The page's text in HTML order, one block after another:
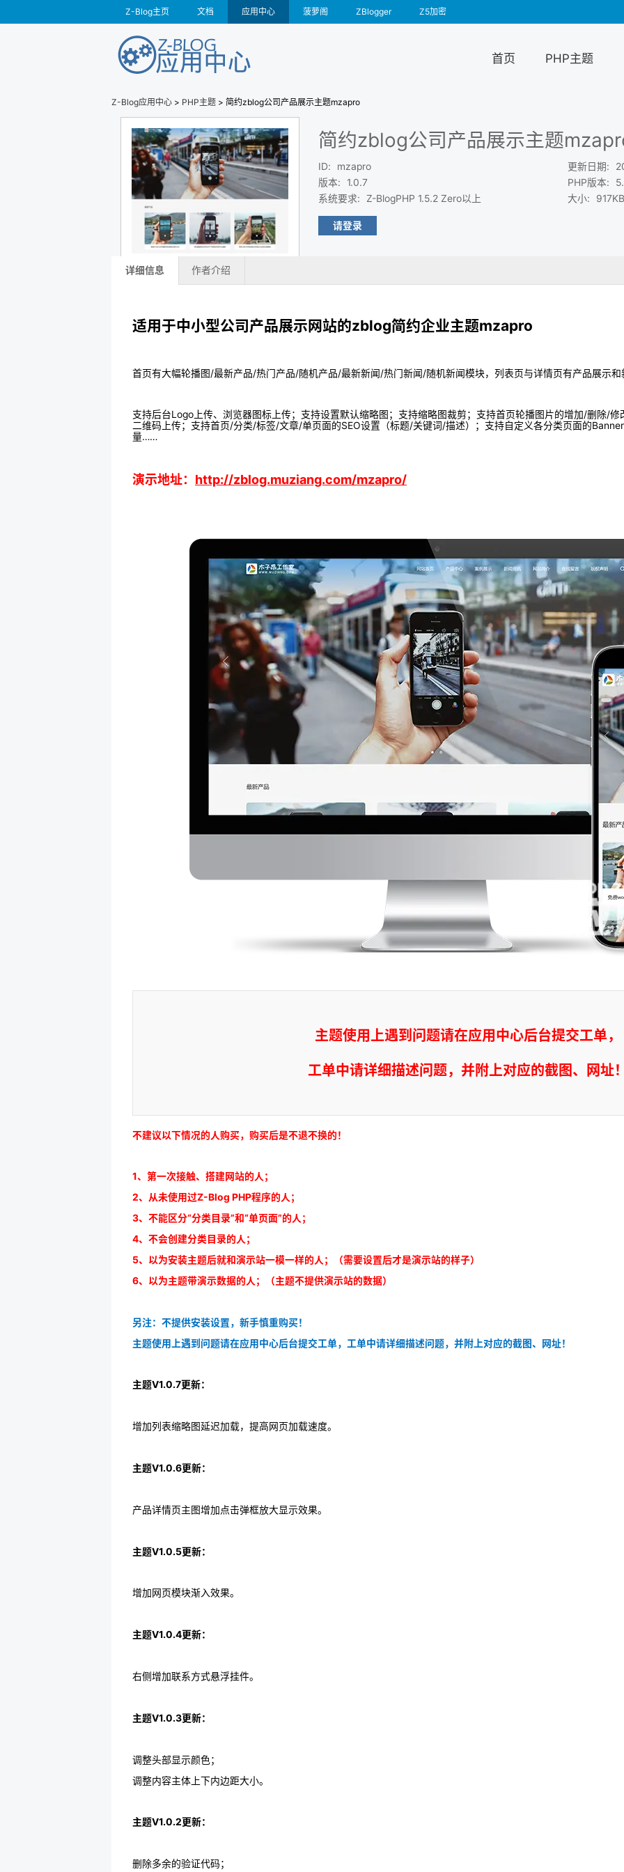
Z-Blog主页 文档 应用中心 菠萝阁 ZBlogger Z5加密
首页 PHP主题
Z-Blog应用中心 > PHP主题 > 简约zblog公司产品展示主题mzapro
简约zblog公司产品展示主题
ID:
mzapro
版本:
1.0.7
系统要求: Z-BlogPHP 1.5.2 Zero以上
更新日期:
PHP版本:
大小: 917KB
请登录
详细信息 作者介绍
适用于中小型公司产品展示网站的zblog简约企业主题mzapro
首页有大幅轮播图/最新产品/热门产品/随机产品/最新新闻/热门新闻/随机新闻模块，列表页与详情页有产品展示
支持后台Logo上传、浏览器图标上传；支持设置默认缩略图；支持缩略图裁剪；支持首页轮播图片的增加/删除/
二维码上传；支持首页/分类/标签/文章/单页面的SEO设置（标题/关键词/描述）；支持自定义各分类页面的
量……
演示地址： http://zblog.muziang.com/mzapro/
主题使用上遇到问题请在应用中心后台提交工单，
工单中请详细描述问题，并附上对应的截图、网址
不建议以下情况的人购买，购买后是不退不换的！
1、第一次接触、搭建网站的人；
2、从未使用过Z-Blog PHP程序的人；
3、不能区分“分类目录”和“单页面”的人；
4、不会创建分类目录的人；
5、以为安装主题后就和演示站一模一样的人；（需要设置后才是演示站的样子）
6、以为主题带演示数据的人；（主题不提供演示站的数据）
另注：不提供安装设置，新手慎重购买！
主题使用上遇到问题请在应用中心后台提交工单，工单中请详细描述问题，并附上对应的截图、网址！
主题V1.0.7更新：
增加列表缩略图延迟加载，提高网页加载速度。
主题V1.0.6更新：
产品详情页主图增加点击弹框放大显示效果。
主题V1.0.5更新：
增加网页模块渐入效果。
主题V1.0.4更新：
右侧增加联系方式悬浮挂件。
主题V1.0.3更新：
调整头部显示颜色；
调整内容主体上下内边距大小。
主题V1.0.2更新：
删除多余的验证代码；